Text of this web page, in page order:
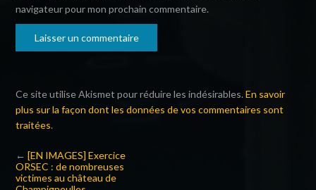
navigateur pour mon prochain commentaire.
Ce site utilise Akismet pour réduire les indésirables.En savoir
plus sur la façon dont les données de vos commentaires sont
traitées.
←[EN IMAGES] Exercice
ORSEC : de nombreuses
victimes au château de